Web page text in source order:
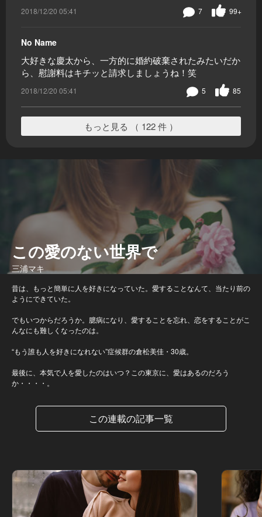
2018/12/20 05:41 99+
7
No Name
大好きな慶太から、一方的に婚約破棄されたみたいだか
ら、慰謝料はキチッと請求しましょうね！笑
2018/12/20 05:41 85
5
もっと見る （ 122 件 ）
この愛のない世界で
三浦マキ
昔は、もっと簡単に人を好きになっていた。愛することなんて、当たり前の
ようにできていた。
でもいつからだろうか。臆病になり、愛することを忘れ、恋をすることがこ
んなにも難しくなったのは。
“もう誰も人を好きになれない”症候群の倉松美佳・30歳。
最後に、本気で人を愛したのはいつ？この東京に、愛はあるのだろう
か・・・・。
この連載の記事一覧